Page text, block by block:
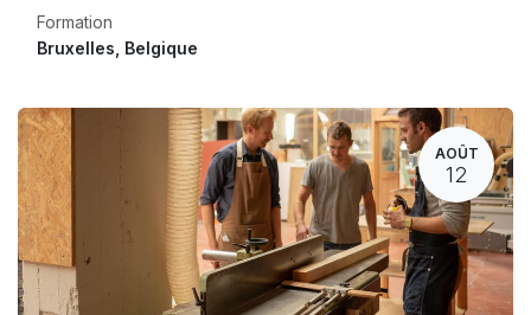
Formation
Bruxelles Belgique
AOÛT
12